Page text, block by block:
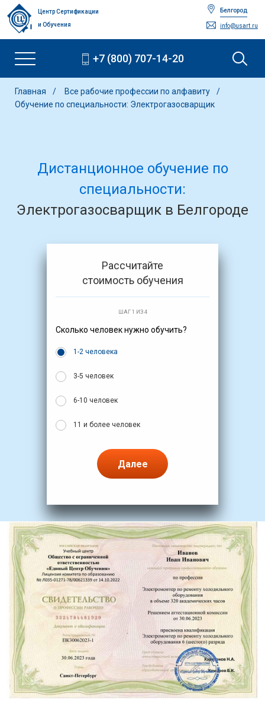
Центр Сертификации
и Обучения
Белгород
info@usart.ru
+7 (800) 707-14-20
Главная
Все рабочие профессии по алфавиту
Обучение по специальности: Электрогазосварщик
Дистанционное обучение по
специальности:
Электрогазосварщик в Белгороде
Рассчитайте
стоимость обучения
ШАГ 1 ИЗ 4
Сколько человек нужно обучить?
1-2 человека
3-5 человек
6-10 человек
11 и более человек
Далее